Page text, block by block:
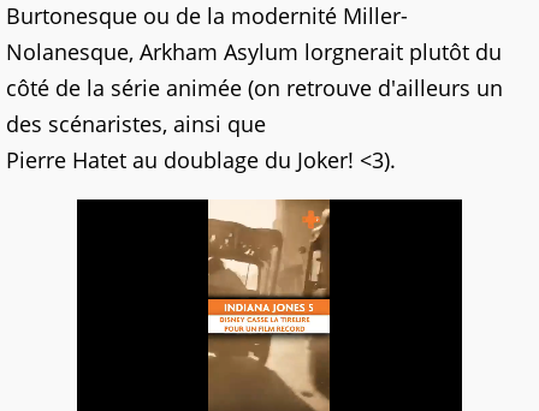
Burtonesque ou de la modernité Miller-
Nolanesque, Arkham Asylum lorgnerait plutôt du
côté de la série animée (on retrouve d'ailleurs un
des scénaristes, ainsi que
Pierre Hatet au doublage du Joker! <3).